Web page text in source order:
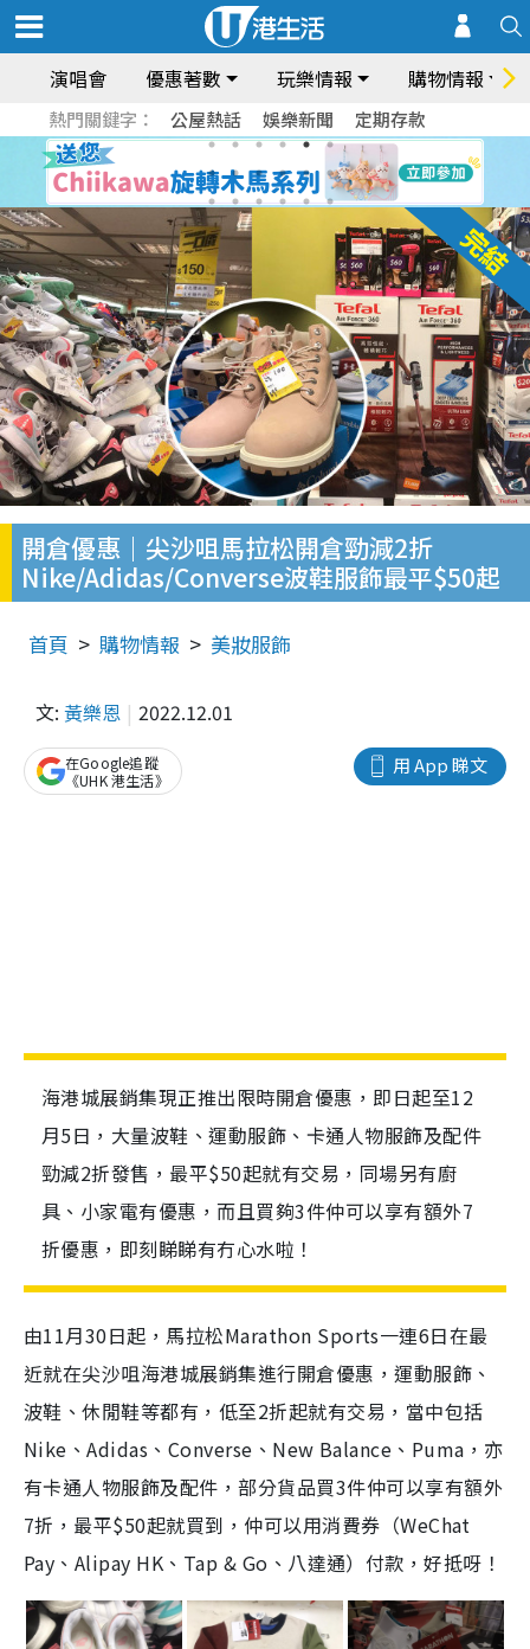
演唱會 優惠著數 玩樂情報 購物情報
熱門關鍵字： 公屋熱話 娛樂新聞 定期存款
開倉優惠｜尖沙咀馬拉松開倉勁減2折
Nike/Adidas/Converse波鞋服飾最平$50起
首頁 購物情報 美妝服飾
文: 黃樂恩 2022.12.01
用 App 睇文
在Google追蹤
《UHK 港生活》
海港城展銷集現正推出限時開倉優惠，即日起至12
月5日，大量波鞋、運動服飾、卡通人物服飾及配件
勁減2折發售，最平$50起就有交易，同場另有廚
具、小家電有優惠，而且買夠3件仲可以享有額外7
折優惠，即刻睇睇有冇心水啦！
由11月30日起，馬拉松Marathon Sports一連6日在最
近就在尖沙咀海港城展銷集進行開倉優惠，運動服飾、
波鞋、休閒鞋等都有，低至2折起就有交易，當中包括
Nike、Adidas、Converse、New Balance、Puma，亦
有卡通人物服飾及配件，部分貨品買3件仲可以享有額外
7折，最平$50起就買到，仲可以用消費券（WeChat
Pay、Alipay HK、Tap & Go、八達通）付款，好抵呀！